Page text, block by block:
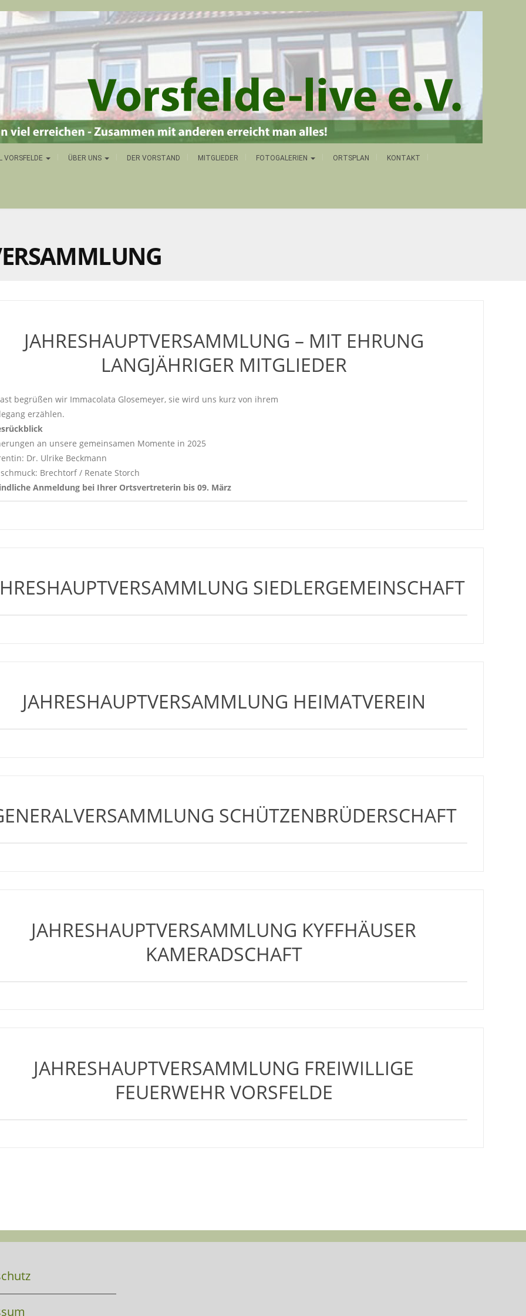
VORSFELDE ÜBER UNS DER VORSTAND MITGLIEDER FOTOGALERIEN ORTSPLAN KONTAKT
JAHRESHAUPTVERSAMMLUNG – MIT EHRUNG
LANGJÄHRIGER MITGLIEDER
begrüßen wir Immacolata Glosemeyer, sie wird uns kurz von ihrem
erzählen.
an unsere gemeinsamen Momente in 2025
Dr. Ulrike Beckmann
Brechtorf / Renate Storch
Anmeldung bei Ihrer Ortsvertreterin bis 09. März
SIEDLERGEMEINSCHAFT
JAHRESHAUPTVERSAMMLUNG HEIMATVEREIN
SCHÜTZENBRÜDERSCHAFT
JAHRESHAUPTVERSAMMLUNG KYFFHÄUSER
KAMERADSCHAFT
JAHRESHAUPTVERSAMMLUNG FREIWILLIGE
FEUERWEHR VORSFELDE